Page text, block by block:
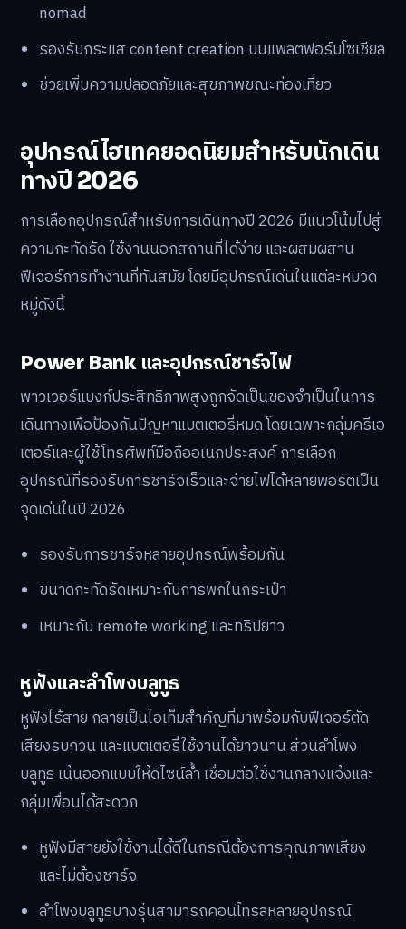
nomad
รองรับกระแส content creation บนแพลตฟอร์มโซเชียล
ช่วยเพิ่มความปลอดภัยและสุขภาพขณะท่องเที่ยว
อุปกรณ์ไฮเทคยอดนิยมสำหรับนักเดิน
ทางปี 2026
การเลือกอุปกรณ์สำหรับการเดินทางปี 2026 มีแนวโน้มไปสู่
ความกะทัดรัด ใช้งานนอกสถานที่ได้ง่าย และผสมผสาน
ฟีเจอร์การทำงานที่ทันสมัย โดยมีอุปกรณ์เด่นในแต่ละหมวด
หมู่ดังนี้
Power Bank และอุปกรณ์ชาร์จไฟ
พาวเวอร์แบงก์ประสิทธิภาพสูงถูกจัดเป็นของจำเป็นในการ
เดินทางเพื่อป้องกันปัญหาแบตเตอรี่หมด โดยเฉพาะกลุ่มครีเอ
เตอร์และผู้ใช้โทรศัพท์มือถืออเนกประสงค์ การเลือก
อุปกรณ์ที่รองรับการชาร์จเร็วและจ่ายไฟได้หลายพอร์ตเป็น
จุดเด่นในปี 2026
รองรับการชาร์จหลายอุปกรณ์พร้อมกัน
ขนาดกะทัดรัดเหมาะกับการพกในกระเป๋า
เหมาะกับ remote working และทริปยาว
หูฟังและลำโพงบลูทูธ
หูฟังไร้สาย กลายเป็นไอเท็มสำคัญที่มาพร้อมกับฟีเจอร์ตัด
เสียงรบกวน และแบตเตอรี่ใช้งานได้ยาวนาน ส่วนลำโพง
บลูทูธ เน้นออกแบบให้ดีไซน์ล้ำ เชื่อมต่อใช้งานกลางแจ้งและ
กลุ่มเพื่อนได้สะดวก
หูฟังมีสายยังใช้งานได้ดีในกรณีต้องการคุณภาพเสียง
และไม่ต้องชาร์จ
ลำโพงบลูทูธบางรุ่นสามารถคอนโทรลหลายอุปกรณ์